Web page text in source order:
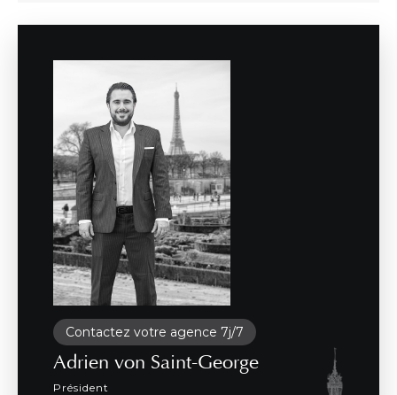
Contactez votre agence 7j/7
Adrien von Saint-George
Président